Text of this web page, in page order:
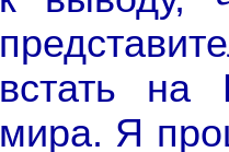
встать на
мира. Я